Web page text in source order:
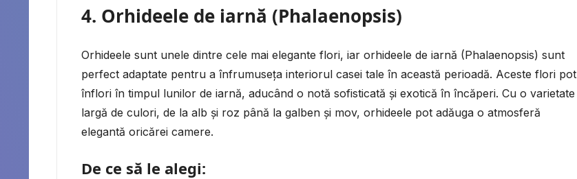
4. Orhideele de iarnă (Phalaenopsis)
Orhideele sunt unele dintre cele mai elegante flori, iar orhideele de iarnă (Phalaenopsis) sunt
perfect adaptate pentru a înfrumuseța interiorul casei tale în această perioadă. Aceste flori pot
înflori în timpul lunilor de iarnă, aducând o notă sofisticată și exotică în încăperi. Cu o varietate
largă de culori, de la alb și roz până la galben și mov, orhideele pot adăuga o atmosferă
elegantă oricărei camere.
De ce să le alegi: